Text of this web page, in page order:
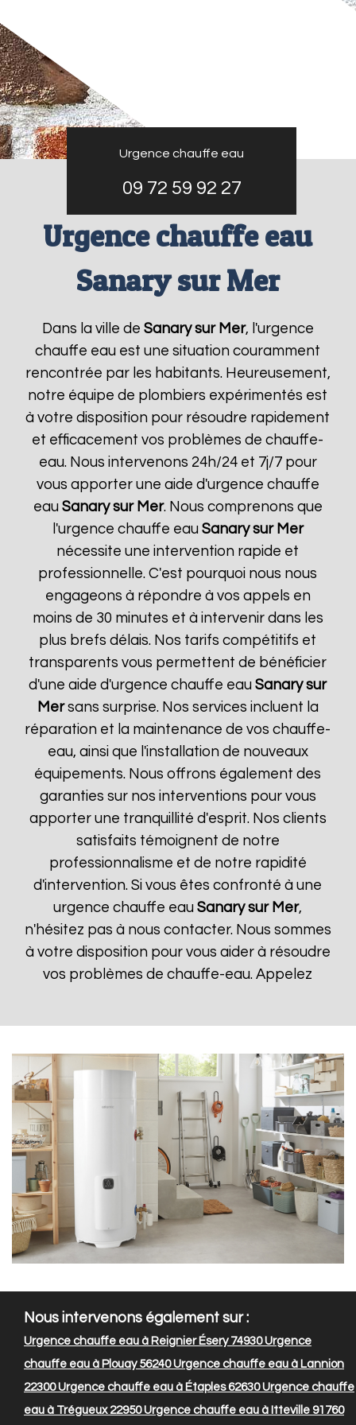
Urgence chauffe eau
09 72 59 92 27
Urgence chauffe eau
Sanary sur Mer
Dans la ville de Sanary sur Mer, l'urgence
chauffe eau est une situation couramment
rencontrée par les habitants. Heureusement,
notre équipe de plombiers expérimentés est
à votre disposition pour résoudre rapidement
et efficacement vos problèmes de chauffe-
eau. Nous intervenons 24h/24 et 7j/7 pour
vous apporter une aide d'urgence chauffe
eau Sanary sur Mer. Nous comprenons que
l'urgence chauffe eau Sanary sur Mer
nécessite une intervention rapide et
professionnelle. C'est pourquoi nous nous
engageons à répondre à vos appels en
moins de 30 minutes et à intervenir dans les
plus brefs délais. Nos tarifs compétitifs et
transparents vous permettent de bénéficier
d'une aide d'urgence chauffe eauSanary sur
Mersans surprise. Nos services incluent la
réparation et la maintenance de vos chauffe-
eau, ainsi que l'installation de nouveaux
équipements. Nous offrons également des
garanties sur nos interventions pour vous
apporter une tranquillité d'esprit. Nos clients
satisfaits témoignent de notre
professionnalisme et de notre rapidité
d'intervention. Si vous êtes confronté à une
urgence chauffe eauSanary sur Mer,
n'hésitez pas à nous contacter. Nous sommes
à votre disposition pour vous aider à résoudre
vos problèmes de chauffe-eau. Appelez
Nous intervenons également sur :
Urgence chauffe eau à Reignier Ésery 74930Urgence
chauffe eau à Plouay 56240Urgence chauffe eau à Lannion
22300Urgence chauffe eau à Étaples 62630Urgence chauffe
eau à Trégueux 22950Urgence chauffe eau à Itteville 91760